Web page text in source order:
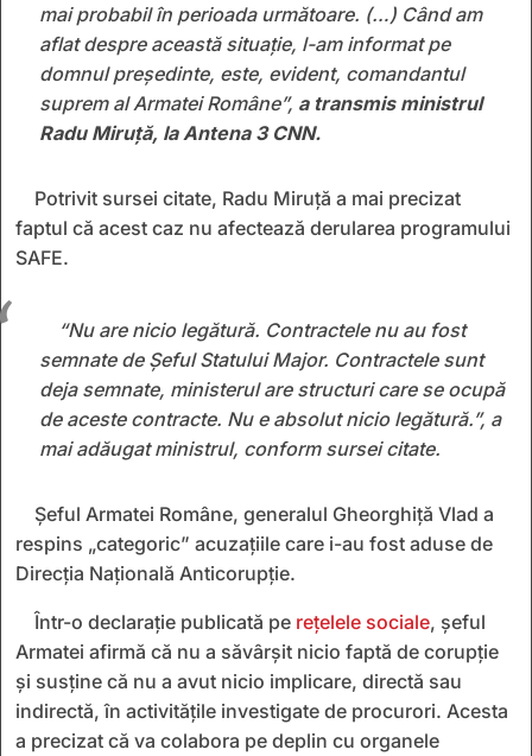
mai probabil în perioada următoare. (…) Când am
aflat despre această situaţie, l-am informat pe
domnul preşedinte, este, evident, comandantul
suprem al Armatei Române”, a transmis ministrul
Radu Miruţă, la Antena 3 CNN.
Potrivit sursei citate, Radu Miruță a mai precizat
faptul că acest caz nu afectează derularea programului
SAFE.
“Nu are nicio legătură. Contractele nu au fost
semnate de Șeful Statului Major. Contractele sunt
deja semnate, ministerul are structuri care se ocupă
de aceste contracte. Nu e absolut nicio legătură.”, a
mai adăugat ministrul, conform sursei citate.
Șeful Armatei Române, generalul Gheorghiță Vlad a
respins „categoric” acuzațiile care i-au fost aduse de
Direcția Națională Anticorupție.
Într-o declarație publicată pe rețelele sociale, șeful
Armatei afirmă că nu a săvârșit nicio faptă de corupție
și susține că nu a avut nicio implicare, directă sau
indirectă, în activitățile investigate de procurori. Acesta
a precizat că va colabora pe deplin cu organele